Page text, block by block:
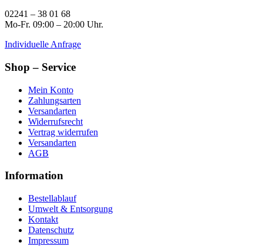
02241 – 38 01 68
Mo-Fr. 09:00 – 20:00 Uhr.
Individuelle Anfrage
Shop – Service
Mein Konto
Zahlungsarten
Versandarten
Widerrufsrecht
Vertrag widerrufen
Versandarten
AGB
Information
Bestellablauf
Umwelt & Entsorgung
Kontakt
Datenschutz
Impressum